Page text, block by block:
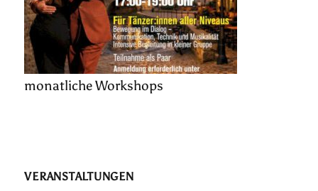
monatliche Workshops
VERANSTALTUNGEN